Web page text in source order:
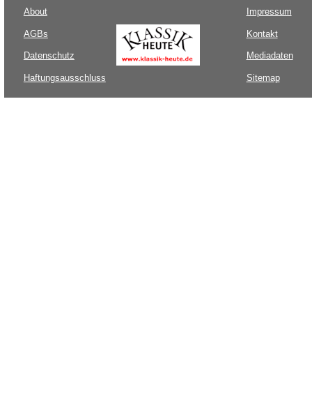
About
AGBs
Datenschutz
Haftungsausschluss
Impressum
Kontakt
Mediadaten
Sitemap